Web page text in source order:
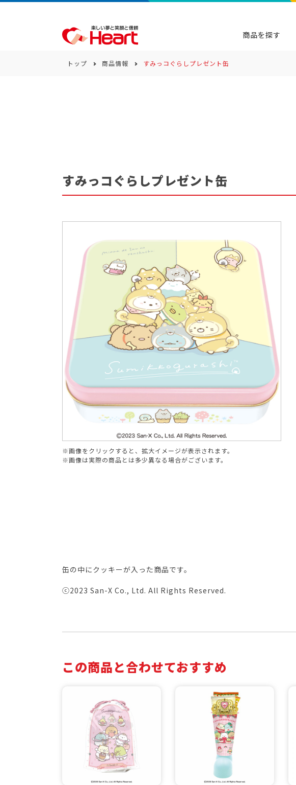
商品を探す
商品一覧 キーワード検索
カテゴリー
トップ 商品情報 すみっコぐらしプレゼント缶
すみっコぐらしプレゼント缶
※画像をクリックすると、拡大イメージが表示されます。
※画像は実際の商品とは多少異なる場合がございます。
缶の中にクッキーが入った商品です。
ⓒ2023 San-X Co., Ltd. All Rights Reserved.
この商品と合わせておすすめ